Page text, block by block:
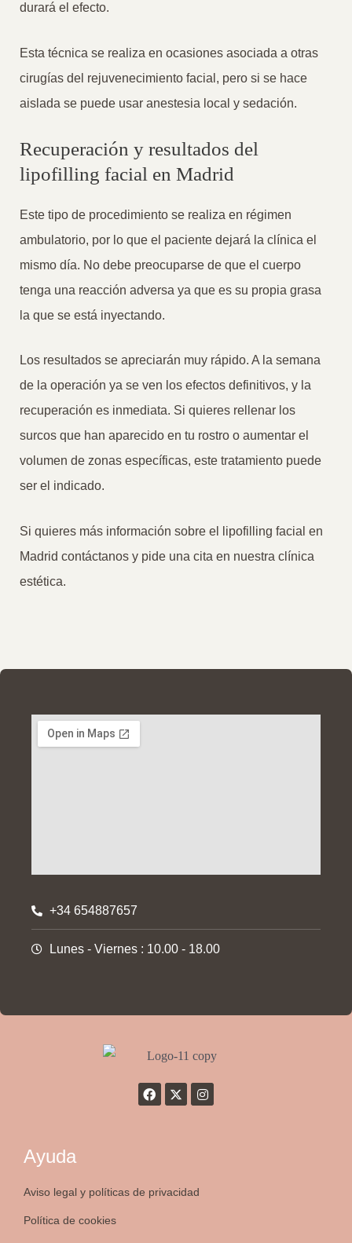
durará el efecto.
Esta técnica se realiza en ocasiones asociada a otras
cirugías del rejuvenecimiento facial, pero si se hace
aislada se puede usar anestesia local y sedación.
Recuperación y resultados del
lipofilling facial en Madrid
Este tipo de procedimiento se realiza en régimen
ambulatorio, por lo que el paciente dejará la clínica el
mismo día. No debe preocuparse de que el cuerpo
tenga una reacción adversa ya que es su propia grasa
la que se está inyectando.
Los resultados se apreciarán muy rápido. A la semana
de la operación ya se ven los efectos definitivos, y la
recuperación es inmediata. Si quieres rellenar los
surcos que han aparecido en tu rostro o aumentar el
volumen de zonas específicas, este tratamiento puede
ser el indicado.
Si quieres más información sobre el lipofilling facial en
Madrid contáctanos y pide una cita en nuestra clínica
estética.
+34 654887657
Lunes - Viernes : 10.00 - 18.00
Ayuda
Aviso legal y políticas de privacidad
Política de cookies